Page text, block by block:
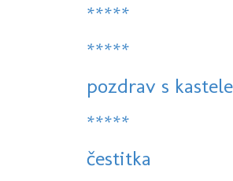
*****
*****
pozdrav s
*****
čestitka